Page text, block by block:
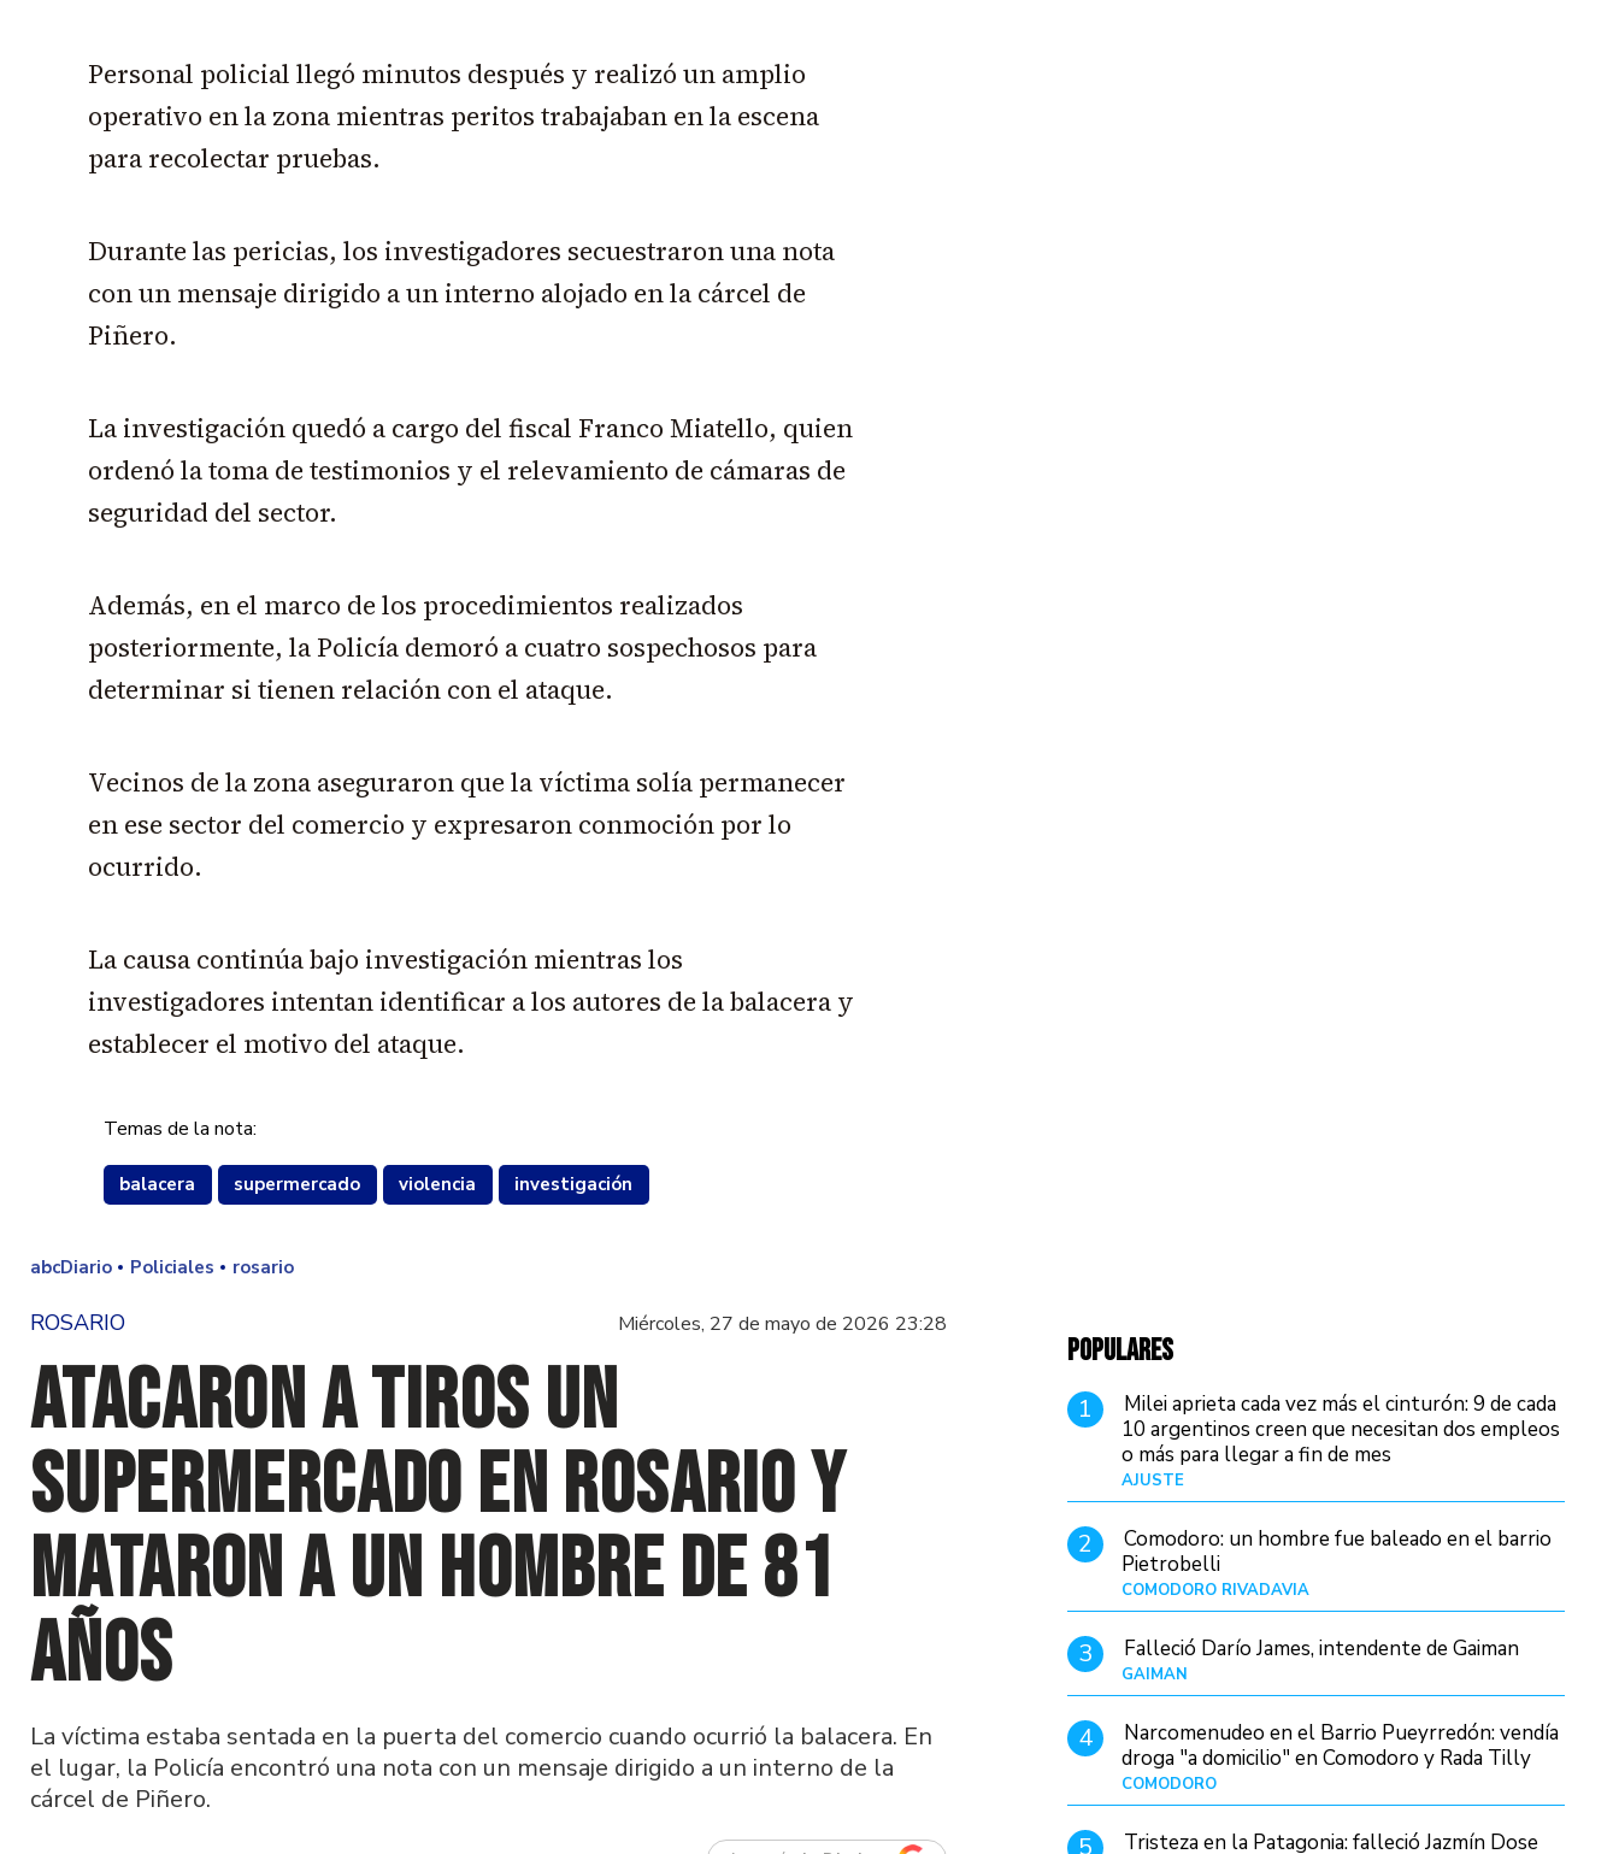
Personal policial llegó minutos después y realizó un amplio
operativo en la zona mientras peritos trabajaban en la escena
para recolectar pruebas.
Durante las pericias, los investigadores secuestraron una nota
con un mensaje dirigido a un interno alojado en la cárcel de
Piñero.
La investigación quedó a cargo del fiscal Franco Miatello, quien
ordenó la toma de testimonios y el relevamiento de cámaras de
seguridad del sector.
Además, en el marco de los procedimientos realizados
posteriormente, la Policía demoró a cuatro sospechosos para
determinar si tienen relación con el ataque.
Vecinos de la zona aseguraron que la víctima solía permanecer
en ese sector del comercio y expresaron conmoción por lo
ocurrido.
La causa continúa bajo investigación mientras los
investigadores intentan identificar a los autores de la balacera y
establecer el motivo del ataque.
Temas de la nota:
balacera supermercado violencia investigación
abcDiario Policiales rosario
ROSARIO Miércoles, 27 de mayo de 2026 23:28
Atacaron a tiros un
supermercado en Rosario y
mataron a un hombre de 81
años
La víctima estaba sentada en la puerta del comercio cuando ocurrió la balacera. En
el lugar, la Policía encontró una nota con un mensaje dirigido a un interno de la
cárcel de Piñero.
POPULARES
1
Milei aprieta cada vez más el cinturón: 9 de cada
10 argentinos creen que necesitan dos empleos
o más para llegar a fin de mes
AJUSTE
2
Comodoro: un hombre fue baleado en el barrio
Pietrobelli
COMODORO RIVADAVIA
3 Falleció Darío James, intendente de Gaiman
GAIMAN
4
Narcomenudeo en el Barrio Pueyrredón: vendía
droga "a domicilio" en Comodoro y Rada Tilly
COMODORO
Tristeza en la Patagonia: falleció Jazmín Dose